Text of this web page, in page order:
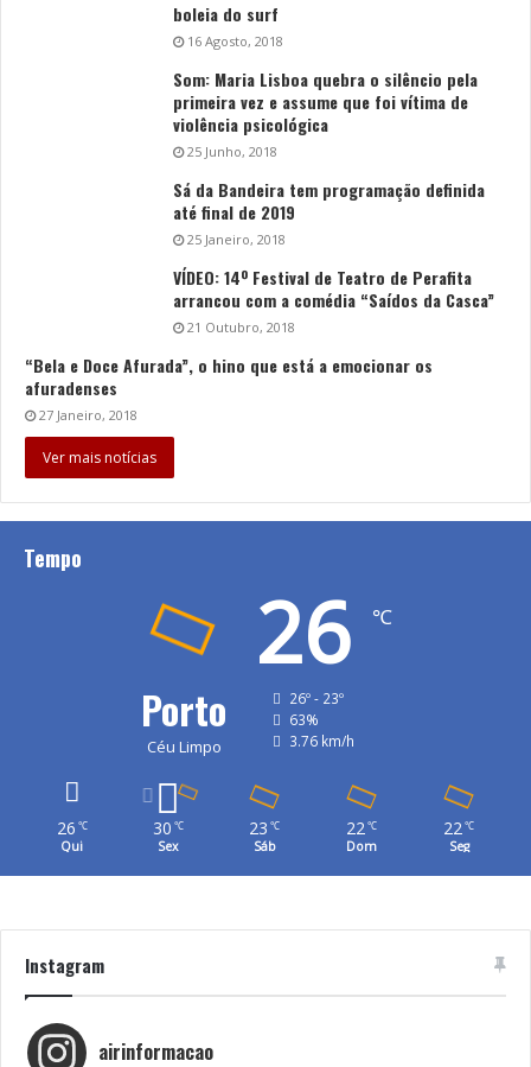
boleia do surf
16 Agosto, 2018
Som: Maria Lisboa quebra o silêncio pela
primeira vez e assume que foi vítima de
violência psicológica
25 Junho, 2018
Sá da Bandeira tem programação definida
até final de 2019
25 Janeiro, 2018
VÍDEO: 14º Festival de Teatro de Perafita
arrancou com a comédia “Saídos da Casca”
21 Outubro, 2018
“Bela e Doce Afurada”, o hino que está a emocionar os
afuradenses
27 Janeiro, 2018
Ver mais notícias
Tempo
Porto
Céu Limpo
26 ℃
26º - 23º
63%
3.76 km/h
26 ℃
Qui
30 ℃
Sex
23 ℃
Sáb
22℃
Dom
22℃
Seg
Instagram
airinformacao